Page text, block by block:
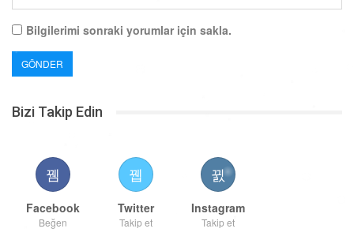
Bilgilerimi sonraki yorumlar için sakla.
Bizi Takip Edin
Facebook
Beğen
Twitter
Takip et
Instagram
Takip et